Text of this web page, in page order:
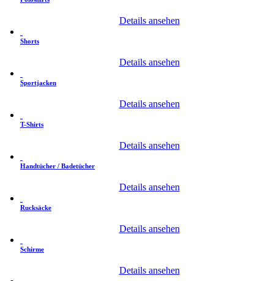
Details ansehen
Shorts
Details ansehen
Sportjacken
Details ansehen
T-Shirts
Details ansehen
Handtücher / Badetücher
Details ansehen
Rucksäcke
Details ansehen
Schirme
Details ansehen